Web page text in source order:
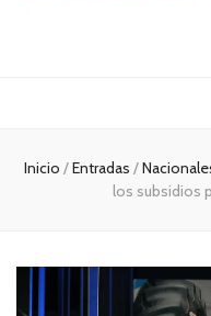
Inicio /Entradas /
los subsidios